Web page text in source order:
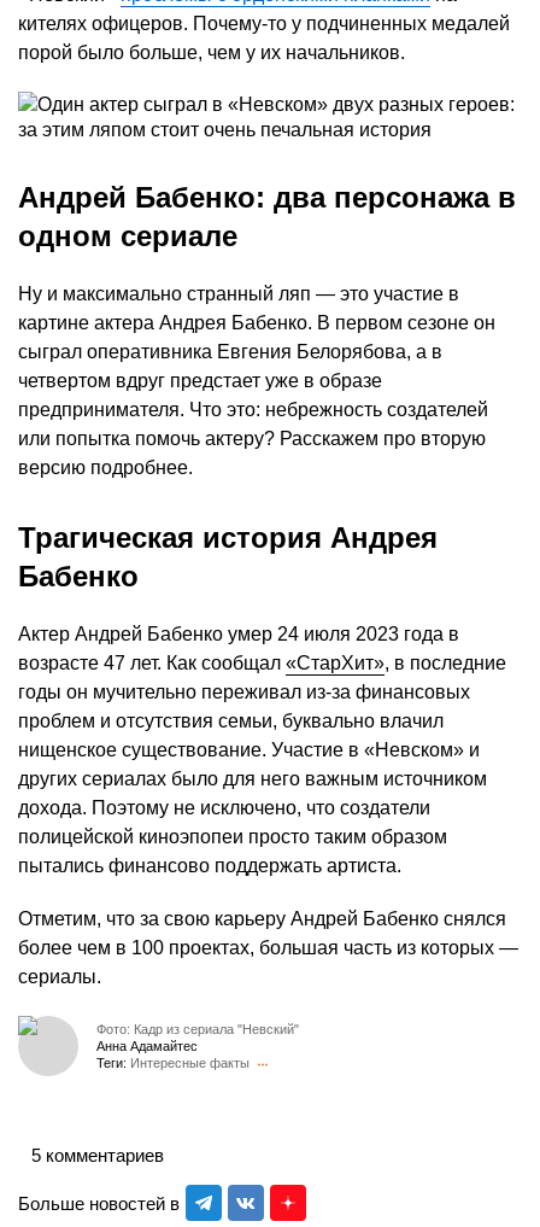
кителях офицеров. Почему-то у подчиненных медалей
порой было больше, чем у их начальников.
Андрей Бабенко: два персонажа в
одном сериале
Ну и максимально странный ляп — это участие в
картине актера Андрея Бабенко. В первом сезоне он
сыграл оперативника Евгения Белорябова, а в
четвертом вдруг предстает уже в образе
предпринимателя. Что это: небрежность создателей
или попытка помочь актеру? Расскажем про вторую
версию подробнее.
Трагическая история Андрея
Бабенко
Актер Андрей Бабенко умер 24 июля 2023 года в
возрасте 47 лет. Как сообщал «СтарХит», в последние
годы он мучительно переживал из-за финансовых
проблем и отсутствия семьи, буквально влачил
нищенское существование. Участие в «Невском» и
других сериалах было для него важным источником
дохода. Поэтому не исключено, что создатели
полицейской киноэпопеи просто таким образом
пытались финансово поддержать артиста.
Отметим, что за свою карьеру Андрей Бабенко снялся
более чем в 100 проектах, большая часть из которых —
сериалы.
Фото: Кадр из сериала "Невский"
Анна Адамайтес
Теги: Интересные факты
Больше новостей в
5 комментариев